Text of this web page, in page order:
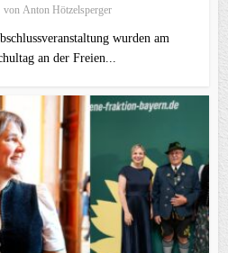
von Anton Hötzelsperger
wurden am
an der Freien...